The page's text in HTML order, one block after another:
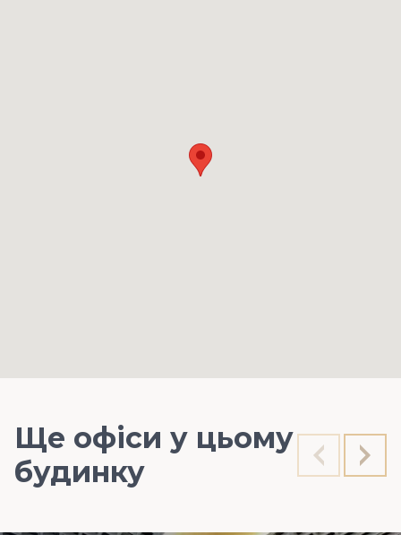
Ще офіси у цьому
будинку